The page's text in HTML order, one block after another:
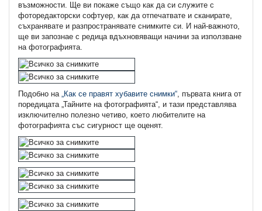
възможности. Ще ви покаже също как да си служите с
фоторедакторски софтуер, как да отпечатвате и сканирате,
съхранявате и разпространявате снимките си. И най-важното,
ще ви запознае с редица вдъхновяващи начини за използване
на фотографията.
Подобно на „Как се правят хубавите снимки“, първата книга от
поредицата „Тайните на фотографията“, и тази представлява
изключително полезно четиво, което любителите на
фотографията със сигурност ще оценят.